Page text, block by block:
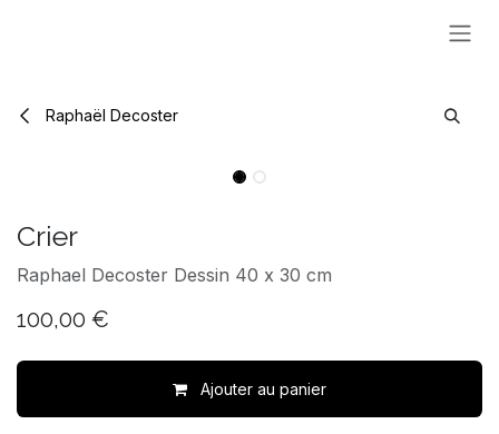
Raphaël Decoster
Crier
Raphael Decoster Dessin 40 x 30 cm
100,00 €
Ajouter au panier